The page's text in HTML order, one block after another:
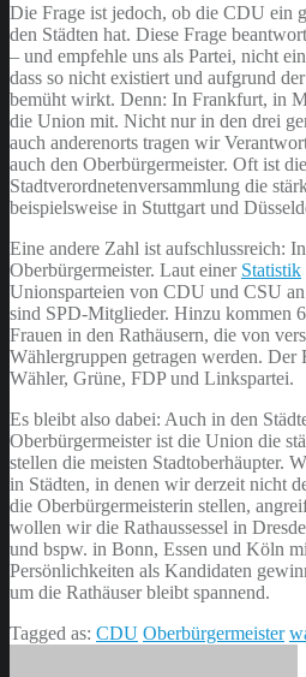
Die Frage ist jedoch, ob die CDU ein
den Städten hat. Diese Frage
– und empfehle uns als Partei, nicht
dass so nicht existiert und aufgrund
bemüht wirkt. Denn: In Frankfurt, in
die Union mit. Nicht nur in den drei
auch anderenorts tragen wir
auch den Oberbürgermeister. Oft ist
Stadtverordnetenversammlung die
beispielsweise in Stuttgart und
Eine andere Zahl ist aufschlussreich:
Oberbürgermeister. Laut einer Statistik
Unionsparteien von CDU und CSU
sind SPD-Mitglieder. Hinzu kommen
Frauen in den Rathäusern, die von
Wählergruppen getragen werden. Der
Wähler, Grüne, FDP und Linkspartei.
Es bleibt also dabei: Auch in den
Oberbürgermeister ist die Union die
stellen die meisten Stadtoberhäupter.
in Städten, in denen wir derzeit nicht
die Oberbürgermeisterin stellen,
wollen wir die Rathaussessel in
und bspw. in Bonn, Essen und Köln
Persönlichkeiten als Kandidaten
um die Rathäuser bleibt spannend.
Tagged as: CDU Oberbürgermeister